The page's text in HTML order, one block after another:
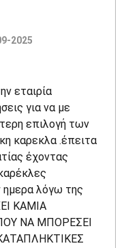
2025
εταιρία
για να με
επιλογή των
καρεκλα .έπειτα
έχοντας
ημερα λόγω της
ΚΑΜΙΑ
ΝΑ ΜΠΟΡΕΣΕΙ